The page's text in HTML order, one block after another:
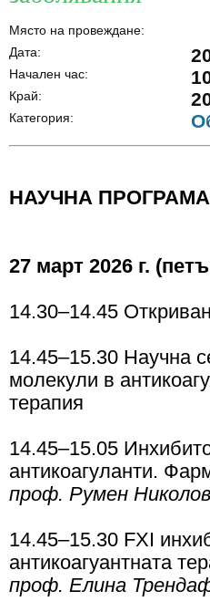
Място на провеждане:
Дата:
Начален час:
Край:
Категория:
НАУЧНА ПРОГРАМА
27 март 2026 г.
14.30–14.45
14.45–15.30 Научна
молекули в
терапия
14.45–15.05
антикоагуланти.
проф. Румен Николов
14.45–15.30 FXI
антикоагуантната
проф. Елина